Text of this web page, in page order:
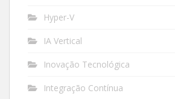
Hyper-V
IA Vertical
Inovação Tecnológica
Integração Contínua